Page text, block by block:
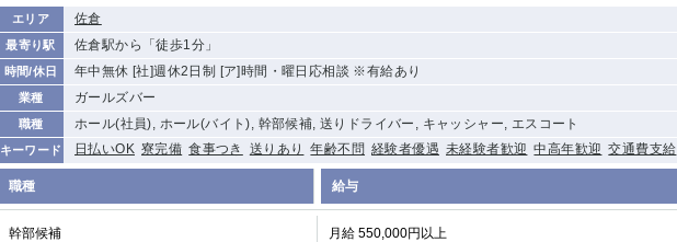
エリア 佐倉
最寄り駅 佐倉駅から「徒歩1分」
時間/休日 年中無休 [社]週休2日制 [ア]時間・曜日応相談 ※有給あり
業種 ガールズバー
職種 ホール(社員), ホール(バイト), 幹部候補, 送りドライバー, キャッシャー, エスコート
キーワード 日払いOK 寮完備 食事つき 送りあり 年齢不問 経験者優遇 未経験者歓迎 中高年歓迎 交通費支給
職種 給与
幹部候補 月給 550,000円以上
①歌舞伎町 ②
新宿
①東武練馬 ②
成増・板橋 ③
大山 ②池袋
池袋東口 金町
下赤塚 竹ノ塚 三鷹 亀戸
水道橋
荻窪
浅草 新小岩 幡ヶ谷
祖師ヶ谷大蔵
五井